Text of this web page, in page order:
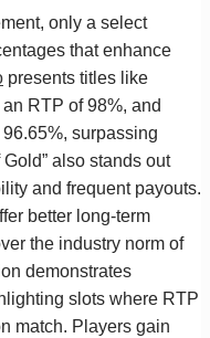
only a select
that enhance
presents titles like
an RTP of 98%, and
96.65%, surpassing
also stands out
and frequent payouts.
better long-term
the industry norm of
demonstrates
slots where RTP
match. Players gain